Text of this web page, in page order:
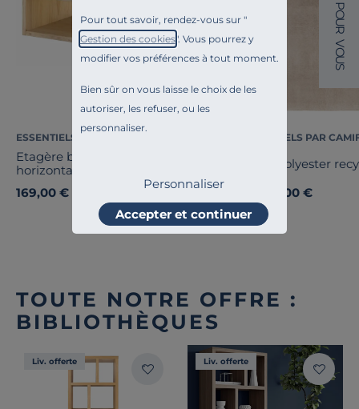
Pour tout savoir, rendez-vous sur "
Gestion des cookies". Vous pourrez y
modifier vos préférences à tout moment.
Bien sûr on vous laisse le choix de les
autoriser, les refuser, ou les
personnaliser.
Personnaliser
Accepter et continuer
ESSENTIELS PAR CAMIF
Etagère bois massif 2 cases
horizontales Elio
169,00 €
ESSENTIELS PAR
Tapis polyester
129,00 €
TOUTE NOTRE OFFRE :
BIBLIOTHÈQUES
Liv. offerte Liv. offerte
P
O
U
R
V
O
U
S